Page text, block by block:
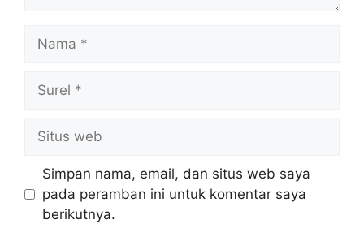
web
Simpan nama, email, dan situs web saya
pada peramban ini untuk komentar saya
berikutnya.